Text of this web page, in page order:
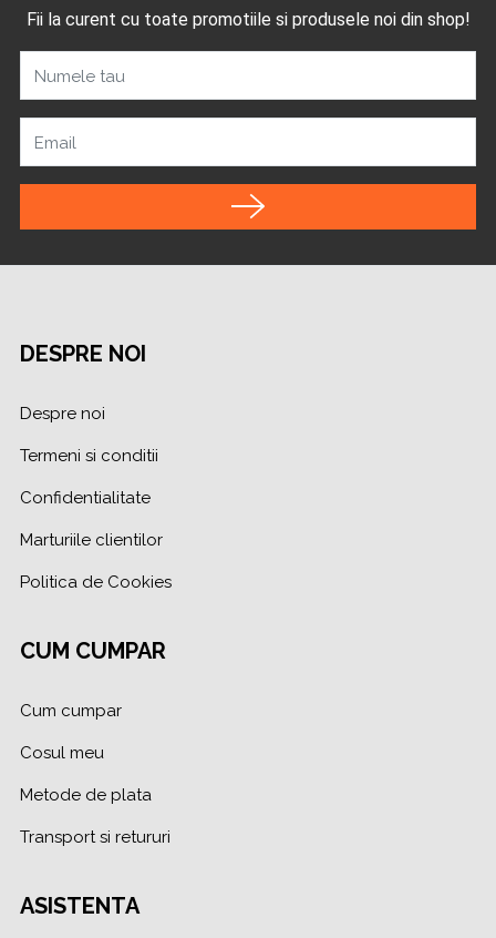
Fii la curent cu toate promotiile si produsele noi din shop!
Numele tau
Email
DESPRE NOI
Despre noi
Termeni si conditii
Confidentialitate
Marturiile clientilor
Politica de Cookies
CUM CUMPAR
Cum cumpar
Cosul meu
Metode de plata
Transport si retururi
ASISTENTA